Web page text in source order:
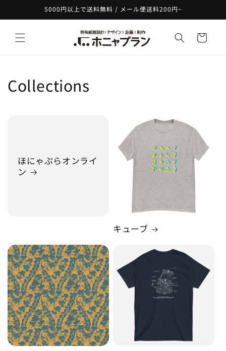
進む
5000円以上で送料無料 / メール便送料200円~
ー
Collections
ほにゃぷらオンライ
ン
キューブ